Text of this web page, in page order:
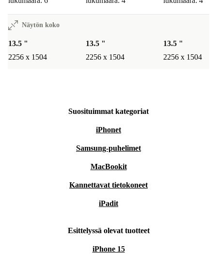
Näytön koko
13.5 "
2256 x 1504
13.5 "
2256 x 1504
13.5 "
2256 x 1504
Suosituimmat kategoriat
iPhonet
Samsung-puhelimet
MacBookit
Kannettavat tietokoneet
iPadit
Esittelyssä olevat tuotteet
iPhone 15